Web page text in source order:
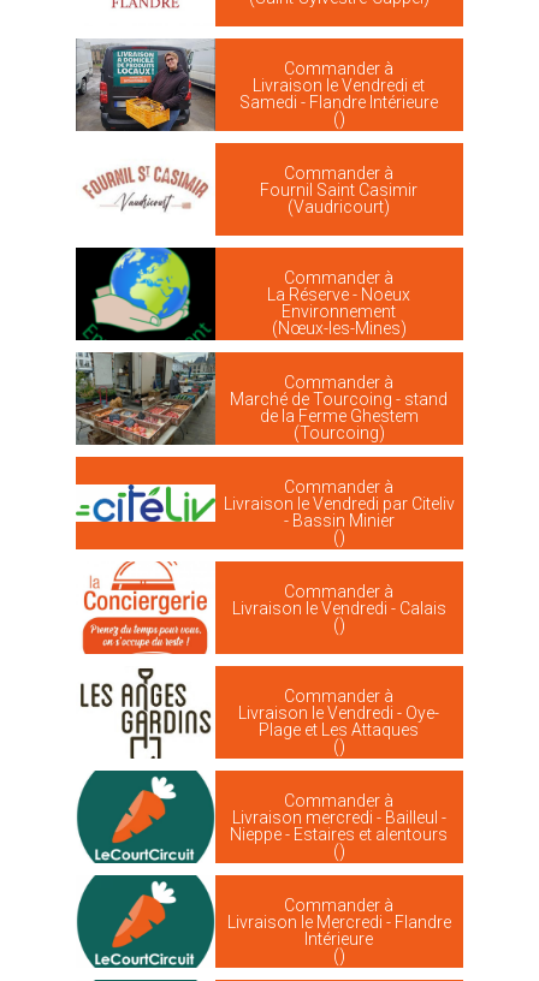
Commander à
Livraison le Vendredi et
Samedi - Flandre Intérieure
()
Commander à
Fournil Saint Casimir
(Vaudricourt)
Commander à
La Réserve - Noeux
Environnement
(Nœux-les-Mines)
Commander à
Marché de Tourcoing - stand
de la Ferme Ghestem
(Tourcoing)
Commander à
Livraison le Vendredi par Citeliv
- Bassin Minier
()
Commander à
Livraison le Vendredi - Calais
()
Commander à
Livraison le Vendredi - Oye-
Plage et Les Attaques
()
Commander à
Livraison mercredi - Bailleul -
Nieppe - Estaires et alentours
()
Commander à
Livraison le Mercredi - Flandre
Intérieure
()